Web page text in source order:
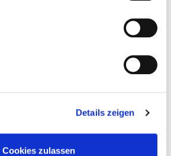
Details zeigen
Cookies zulassen